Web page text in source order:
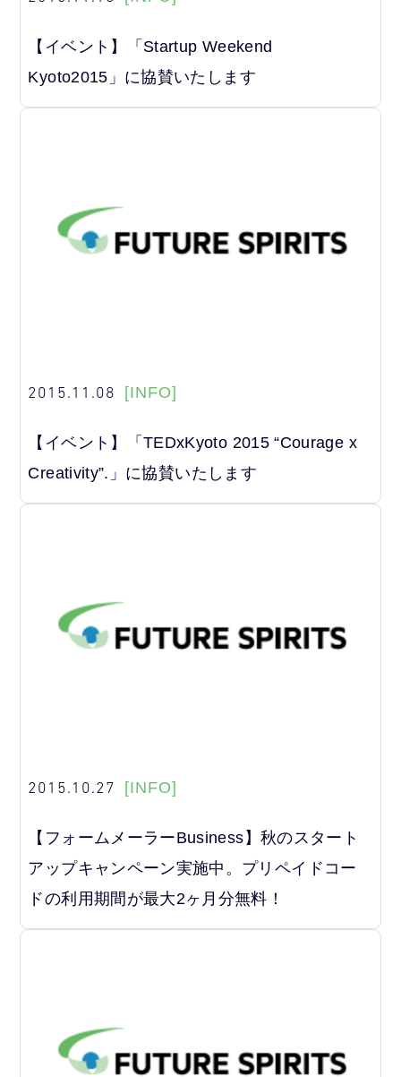
【イベント】「Startup Weekend
Kyoto2015」に協賛いたします
2015.11.08 [INFO]
【イベント】「TEDxKyoto 2015 “Courage x
Creativity”.」に協賛いたします
2015.10.27 [INFO]
【フォームメーラーBusiness】秋のスタート
アップキャンペーン実施中。プリペイドコー
ドの利用期間が最大2ヶ月分無料！